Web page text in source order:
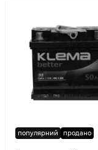
популярний продано